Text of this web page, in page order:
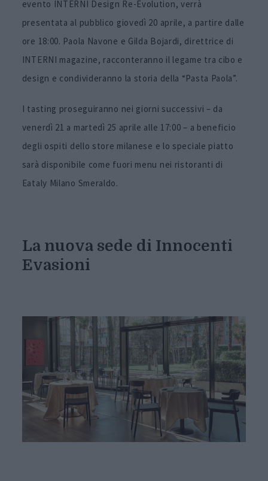
evento INTERNI Design Re-Evolution, verrà
presentata al pubblico giovedì 20 aprile, a partire dalle
ore 18:00. Paola Navone e Gilda Bojardi, direttrice di
INTERNI magazine, racconteranno il legame tra cibo e
design e condivideranno la storia della “Pasta Paola”.
I tasting proseguiranno nei giorni successivi – da
venerdì 21 a martedì 25 aprile alle 17:00 – a beneficio
degli ospiti dello store milanese e lo speciale piatto
sarà disponibile come fuori menu nei ristoranti di
Eataly Milano Smeraldo.
La nuova sede di Innocenti
Evasioni